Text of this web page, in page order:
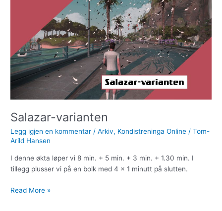
Salazar-varianten
Legg igjen en kommentar /Arkiv, Kondistreninga Online /Tom-
Arild Hansen
I denne økta løper vi 8 min. + 5 min. + 3 min. + 1.30 min. I
tillegg plusser vi på en bolk med 4 x 1 minutt på slutten.
Read More »